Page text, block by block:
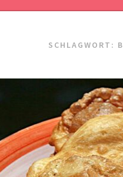
SCHLAGWORT: